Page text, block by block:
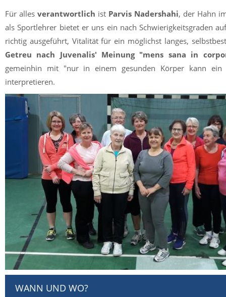
Für alles verantwortlich ist Parvis Nadershahi, der Hahn
als Sportlehrer bietet er uns ein nach Schwierigkeitsgraden
richtig ausgeführt, Vitalität für ein möglichst langes,
Getreu nach Juvenalis' Meinung "mens sana in
gemeinhin mit "nur in einem gesunden Körper kann ein
interpretieren.
WANN UND WO?